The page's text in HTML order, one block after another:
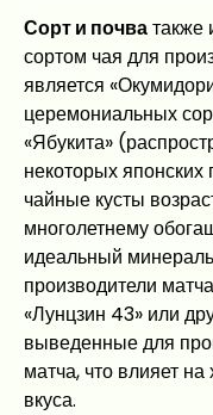
Сорт и почва
сортом чая для
является
церемониальных
«Ябукита»
некоторых
чайные кусты
многолетнему
идеальный
производители
«Лунцзин 43» или
выведенные для
матча, что влияет
вкуса.